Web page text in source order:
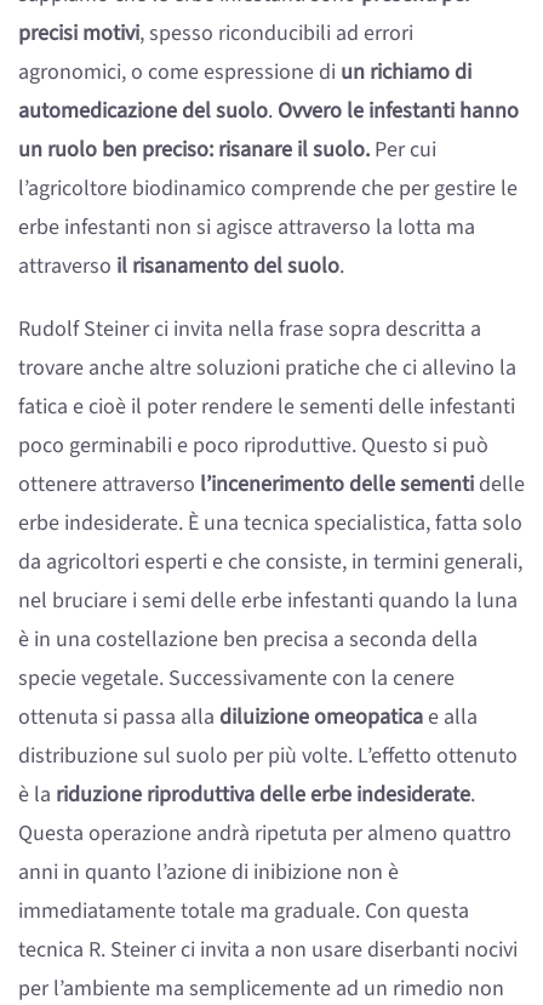
precisi motivi, spesso riconducibili ad errori
agronomici, o come espressione di un richiamo di
automedicazione del suolo. Ovvero le infestanti hanno
un ruolo ben preciso: risanare il suolo. Per cui
l’agricoltore biodinamico comprende che per gestire le
erbe infestanti non si agisce attraverso la lotta ma
attraverso il risanamento del suolo.
Rudolf Steiner ci invita nella frase sopra descritta a
trovare anche altre soluzioni pratiche che ci allevino la
fatica e cioè il poter rendere le sementi delle infestanti
poco germinabili e poco riproduttive. Questo si può
ottenere attraverso l’incenerimento delle sementi delle
erbe indesiderate. È una tecnica specialistica, fatta solo
da agricoltori esperti e che consiste, in termini generali,
nel bruciare i semi delle erbe infestanti quando la luna
è in una costellazione ben precisa a seconda della
specie vegetale. Successivamente con la cenere
ottenuta si passa alla diluizione omeopaticae alla
distribuzione sul suolo per più volte. L’effetto ottenuto
è la riduzione riproduttiva delle erbe indesiderate.
Questa operazione andrà ripetuta per almeno quattro
anni in quanto l’azione di inibizione non è
immediatamente totale ma graduale. Con questa
tecnica R. Steiner ci invita a non usare diserbanti nocivi
per l’ambiente ma semplicemente ad un rimedio non